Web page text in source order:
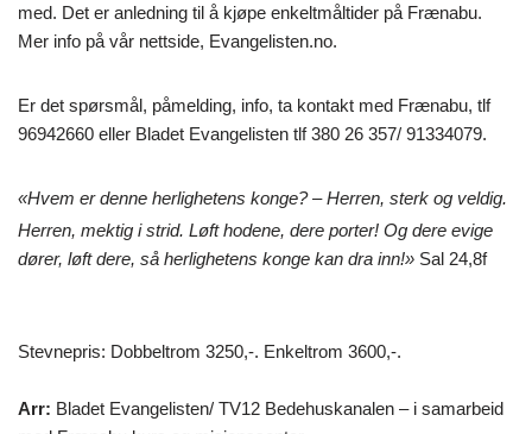
med. Det er anledning til å kjøpe enkeltmåltider på Frænabu.
Mer info på vår nettside, Evangelisten.no.
Er det spørsmål, påmelding, info, ta kontakt med Frænabu, tlf
96942660 eller Bladet Evangelisten tlf 380 26 357/ 91334079.
«Hvem er denne herlighetens konge? – Herren, sterk og veldig.
Herren, mektig i strid. Løft hodene, dere porter! Og dere evige
dører, løft dere, så herlighetens konge kan dra inn!» Sal 24,8f
Stevnepris: Dobbeltrom 3250,-. Enkeltrom 3600,-.
Arr: Bladet Evangelisten/ TV12 Bedehuskanalen – i samarbeid